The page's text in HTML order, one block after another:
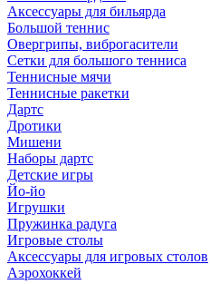
Аксессуары для бильярда
Большой теннис
Овергрипы, виброгасители
Сетки для большого тенниса
Теннисные мячи
Теннисные ракетки
Дартс
Дротики
Мишени
Наборы дартс
Детские игры
Йо-йо
Игрушки
Пружинка радуга
Игровые столы
Аксессуары для игровых столов
Аэрохоккей